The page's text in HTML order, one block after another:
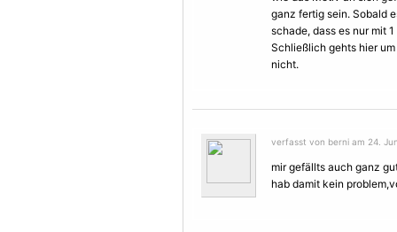
ganz fertig sein. Sobald
schade, dass es nur mit
Schließlich gehts hier
nicht.
verfasst von berni am 24.
mir gefällts auch ganz
hab damit kein